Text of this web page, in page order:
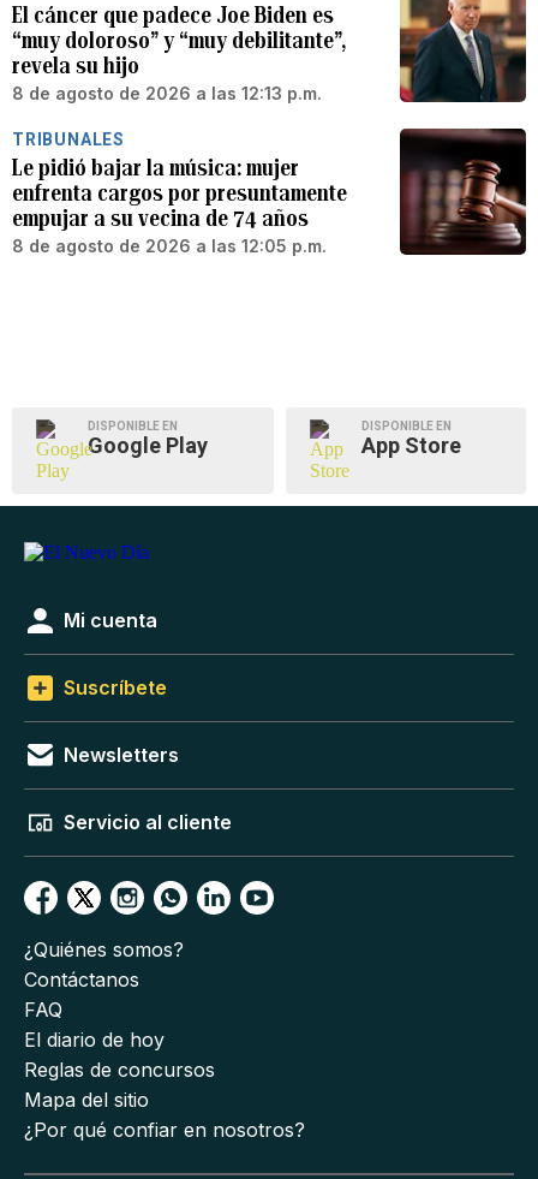
El cáncer que padece Joe Biden es
“muy doloroso” y “muy debilitante”,
revela su hijo
8 de agosto de 2026 a las 12:13 p.m.
TRIBUNALES
Le pidió bajar la música: mujer
enfrenta cargos por presuntamente
empujar a su vecina de 74 años
8 de agosto de 2026 a las 12:05 p.m.
DISPONIBLE EN
Google Play
DISPONIBLE EN
App Store
Mi cuenta
Suscríbete
Newsletters
Servicio al cliente
¿Quiénes somos?
Contáctanos
FAQ
El diario de hoy
Reglas de concursos
Mapa del sitio
¿Por qué confiar en nosotros?